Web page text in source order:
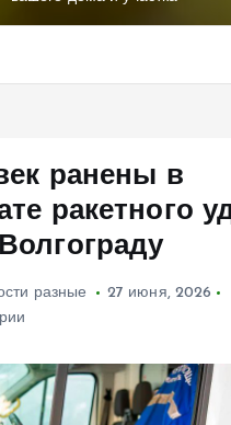
ранены в
ракетного
разные
27 июня, 2026